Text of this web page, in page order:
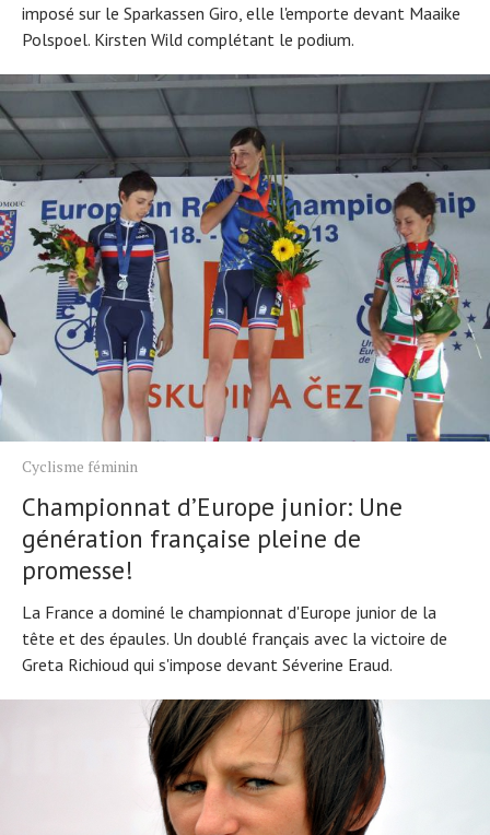
imposé sur le Sparkassen Giro, elle l'emporte devant Maaike
Polspoel. Kirsten Wild complétant le podium.
Cyclisme féminin
Championnat d’Europe junior: Une
génération française pleine de
promesse!
La France a dominé le championnat d'Europe junior de la
tête et des épaules. Un doublé français avec la victoire de
Greta Richioud qui s'impose devant Séverine Eraud.